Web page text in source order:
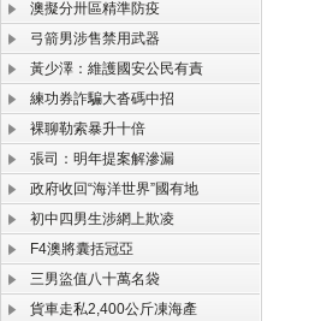
澳擬分卅區精準防疫
弓箭男涉售禁用武器
黃少澤：維護國安公民有責
練功券詐騙大沓碼中招
裸聊勒索暴升十倍
張司：明年提案解滲漏
政府收回“海洋世界”國有地
初中四男生涉網上欺凌
F4澳將囊括冠亞
三男盜值八十萬名袋
貨車走私2,400公斤凍海產